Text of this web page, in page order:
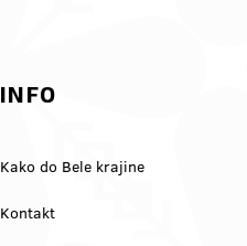
INFO
Kako do Bele krajine
Kontakt